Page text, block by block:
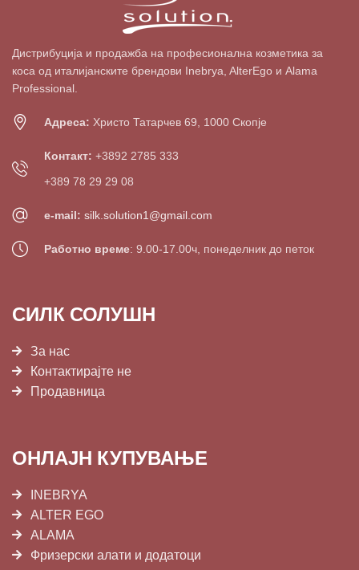
Дистрибуција и продажба на професионална козметика за
коса од италијанските брендови Inebrya, AlterEgo и Alama
Professional.
Адреса: Христо Татарчев 69, 1000 Скопје
Контакт: +3892 2785 333
+389 78 29 29 08
e-mail: silk.solution1@gmail.com
Работно време: 9.00-17.00ч, понеделник до петок
СИЛК СОЛУШН
За нас
Контактирајте не
Продавница
ОНЛАЈН КУПУВАЊЕ
INEBRYA
ALTER EGO
ALAMA
Фризерски алати и додатоци